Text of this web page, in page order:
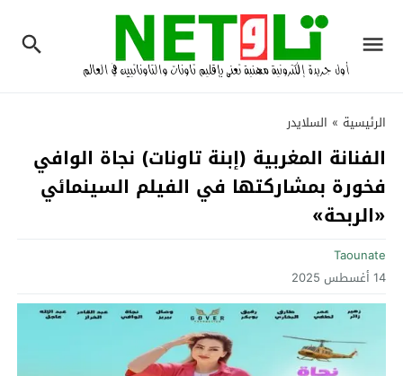
الرئيسية » السلايدر
الفنانة المغربية (إبنة تاونات) نجاة الوافي
فخورة بمشاركتها في الفيلم السينمائي
«الربحة»
Taounate
14 أغسطس 2025